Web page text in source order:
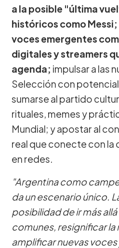
a la posible "última
históricos como
voces emergentes
digitales y streamers
agenda; impulsar a las
Selección con
sumarse al partido
rituales, memes y
Mundial; y apostar al
real que conecte con la
en redes.
"Argentina como
da un escenario único.
posibilidad de ir más
comunes, resignificar la
amplificar nuevas